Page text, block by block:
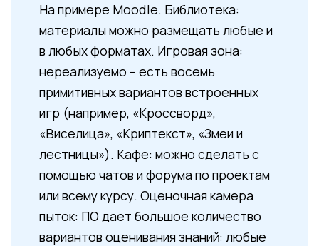
На примере Moodle. Библиотека:
материалы можно размещать любые и
в любых форматах. Игровая зона:
нереализуемо – есть восемь
примитивных вариантов встроенных
игр (например, «Кроссворд»,
«Виселица», «Криптекст», «Змеи и
лестницы»). Кафе: можно сделать с
помощью чатов и форума по проектам
или всему курсу. Оценочная камера
пыток: ПО дает большое количество
вариантов оценивания знаний: любые